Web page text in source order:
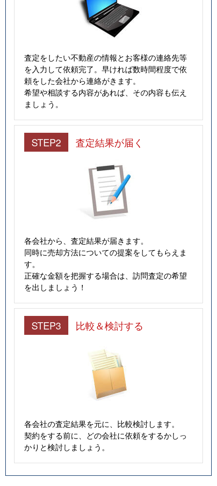
査定をしたい不動産の情報とお客様の連絡先等
を入力して依頼完了。早ければ数時間程度で依
頼をした会社から連絡がきます。
希望や相談する内容があれば、その内容も伝え
ましょう。
STEP2 査定結果が届く
各会社から、査定結果が届きます。
同時に売却方法についての提案をしてもらえま
す。
正確な金額を把握する場合は、訪問査定の希望
を出しましょう！
STEP3 比較＆検討する
各会社の査定結果を元に、比較検討します。
契約をする前に、どの会社に依頼をするかしっ
かりと検討しましょう。